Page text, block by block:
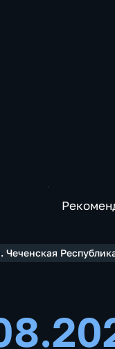
Чеченская